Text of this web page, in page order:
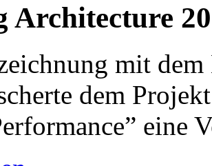
Architecture
mit
dem
eine